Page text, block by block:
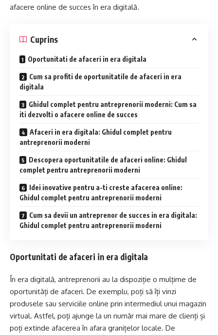
afacere online de succes în era digitală.
Cuprins
Oportunitati de afaceri in era digitala
Cum sa profiti de oportunitatile de afaceri in era
digitala
Ghidul complet pentru antreprenorii moderni: Cum sa
iti dezvolti o afacere online de succes
Afaceri in era digitala: Ghidul complet pentru
antreprenorii moderni
Descopera oportunitatile de afaceri online: Ghidul
complet pentru antreprenorii moderni
Idei inovative pentru a-ti creste afacerea online:
Ghidul complet pentru antreprenorii moderni
Cum sa devii un antreprenor de succes in era digitala:
Ghidul complet pentru antreprenorii moderni
Oportunitati de afaceri in era digitala
În era digitală, antreprenorii au la dispoziție o mulțime de
oportunități de afaceri. De exemplu, poți să îți vinzi
produsele sau serviciile online prin intermediul unui magazin
virtual. Astfel, poți ajunge la un număr mai mare de clienți și
poți extinde afacerea în afara granițelor locale. De